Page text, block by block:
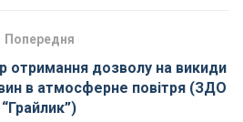
Попередня
отримання дозволу на викиди
в атмосферне повітря (ЗДО
“Грайлик”)